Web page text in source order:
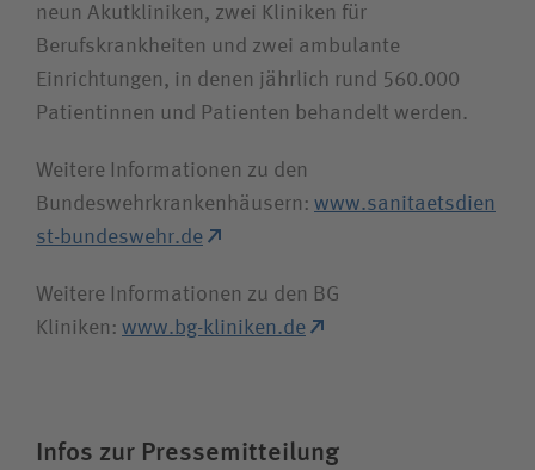
neun Akutkliniken, zwei Kliniken für
Berufskrankheiten und zwei ambulante
Einrichtungen, in denen jährlich rund 560.000
Patientinnen und Patienten behandelt werden.
Weitere Informationen zu den
Bundeswehrkrankenhäusern: www.sanitaetsdien
st-bundeswehr.de
Weitere Informationen zu den BG
Kliniken: www.bg-kliniken.de
Infos zur Pressemitteilung